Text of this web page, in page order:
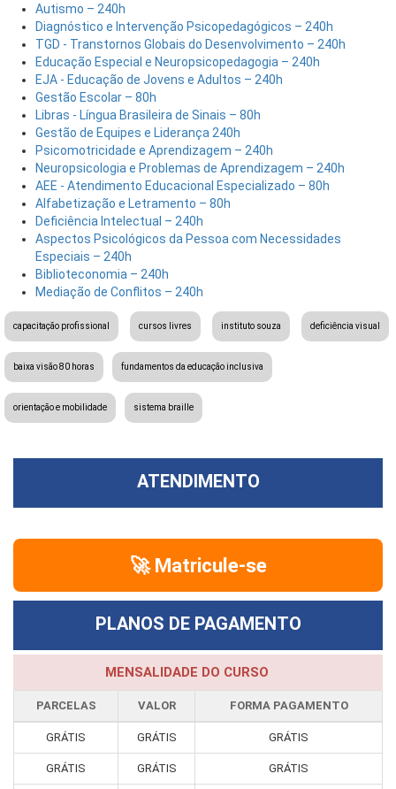
Autismo – 240h
Diagnóstico e Intervenção Psicopedagógicos – 240h
TGD - Transtornos Globais do Desenvolvimento – 240h
Educação Especial e Neuropsicopedagogia – 240h
EJA - Educação de Jovens e Adultos – 240h
Gestão Escolar – 80h
Libras - Língua Brasileira de Sinais – 80h
Gestão de Equipes e Liderança 240h
Psicomotricidade e Aprendizagem – 240h
Neuropsicologia e Problemas de Aprendizagem – 240h
AEE - Atendimento Educacional Especializado – 80h
Alfabetização e Letramento – 80h
Deficiência Intelectual – 240h
Aspectos Psicológicos da Pessoa com Necessidades
Especiais – 240h
Biblioteconomia – 240h
Mediação de Conflitos – 240h
capacitação profissional cursos livres instituto souza deficiência visual
baixa visão 80 horas fundamentos da educação inclusiva
orientação e mobilidade sistema braille
ATENDIMENTO
🚀 Matricule-se
PLANOS DE PAGAMENTO
MENSALIDADE DO CURSO
PARCELAS VALOR FORMA PAGAMENTO
GRÁTIS GRÁTIS GRÁTIS
GRÁTIS GRÁTIS GRÁTIS